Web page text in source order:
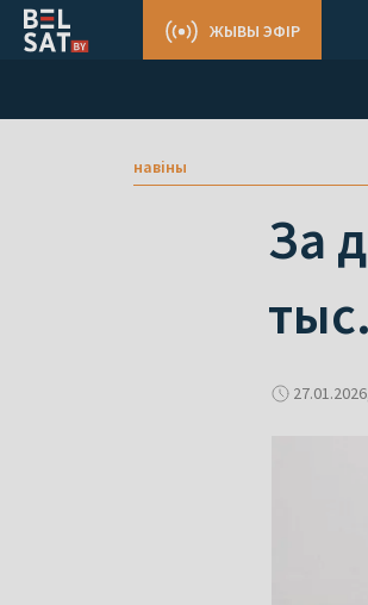
ЖЫВЫ ЭФІР
навіны
За